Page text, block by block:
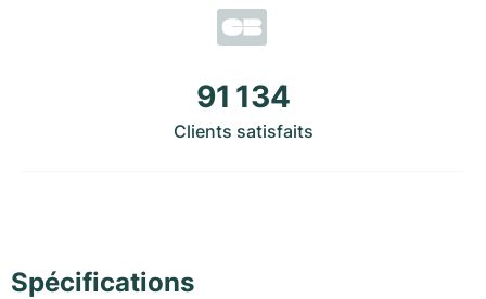
91 134
Clients satisfaits
Spécifications